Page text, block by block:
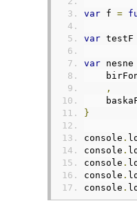
var f =
var testF
var nesne
,
}
console .
console .
console .
console .
console .